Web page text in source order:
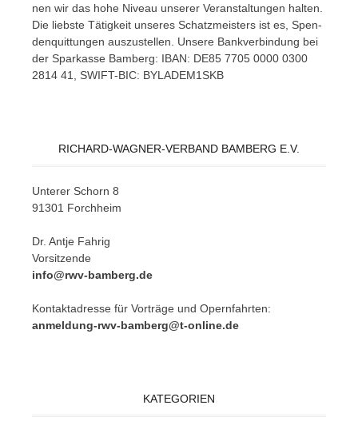
nen wir das hohe Ni­veau un­se­rer Ver­an­stal­tun­gen hal­ten.
Die liebs­te Tä­tig­keit un­se­res Schatz­meis­ters ist es, Spen­
den­quit­tun­gen aus­zu­stel­len. Un­se­re Bank­ver­bin­dung bei
der Spar­kas­se Bam­berg: IBAN: DE85 7705 0000 0300
2814 41, SWIFT-BIC: BYLADEM1SKB
RICHARD-WAGNER-VERBAND BAMBERG E.V.
Un­te­rer Schorn 8
91301 Forchheim
Dr. Ant­je Fahrig
Vorsitzende
info@rwv-bamberg.de
Kon­takt­adres­se für Vor­trä­ge und Opern­fahr­ten:
anmeldung-rwv-bamberg@t-online.de
KATEGORIEN